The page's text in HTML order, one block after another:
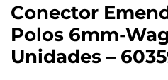
Conector
Polos 6mm-
Unidades –